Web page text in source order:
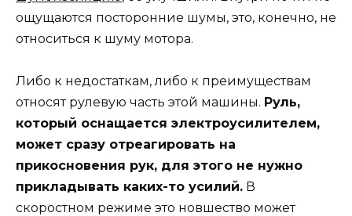
ощущаются посторонние шумы, это, конечно, не
относиться к шуму мотора.
Либо к недостаткам, либо к преимуществам
относят рулевую часть этой машины. Руль,
который оснащается электроусилителем,
может сразу отреагировать на
прикосновения рук, для этого не нужно
прикладывать каких-то усилий. В
скоростном режиме это новшество может